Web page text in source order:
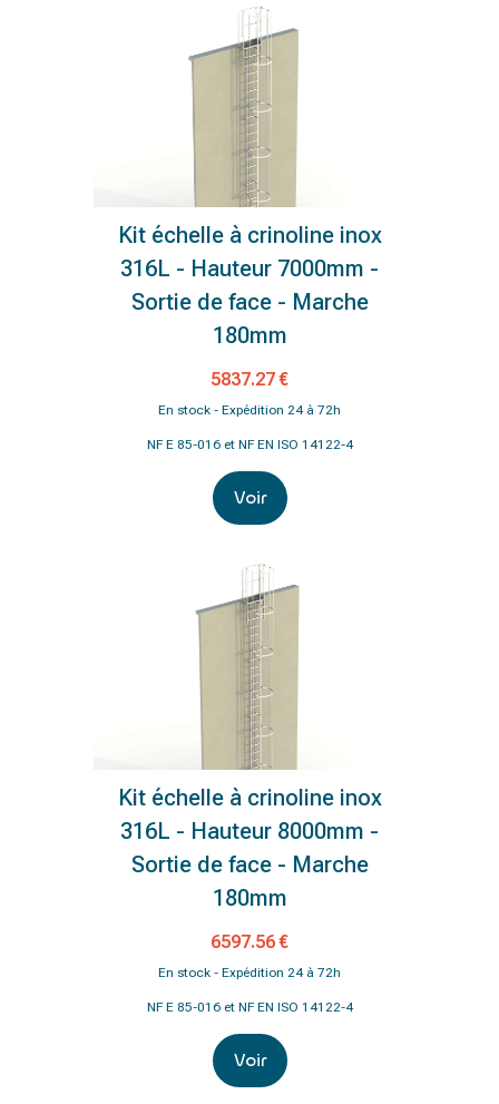
Kit échelle à crinoline inox
316L - Hauteur 7000mm -
Sortie de face - Marche
180mm
5837.27 €
En stock - Expédition 24 à 72h
NF E 85-016 et NF EN ISO 14122-4
Voir
Kit échelle à crinoline inox
316L - Hauteur 8000mm -
Sortie de face - Marche
180mm
6597.56 €
En stock - Expédition 24 à 72h
NF E 85-016 et NF EN ISO 14122-4
Voir